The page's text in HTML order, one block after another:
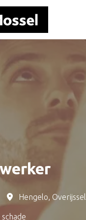
Hengelo, Overijssel